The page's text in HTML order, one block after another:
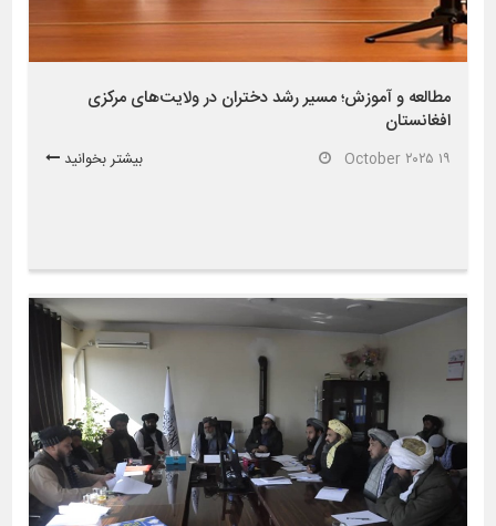
مطالعه و آموزش؛ مسیر رشد دختران در ولایت‌های مرکزی
افغانستان
۱۹ October ۲۰۲۵ بیشتر بخوانید